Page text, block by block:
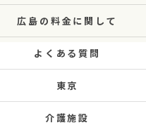
広島の料金に関して
よくある質問
東京
介護施設